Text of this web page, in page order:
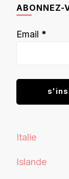
ABONNEZ-
Email *
Italie
Islande